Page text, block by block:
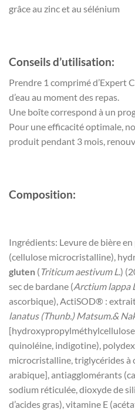
grâce au zinc et au sélénium
Conseils d’utilisation:
Prendre 1 comprimé d’Expert
d’eau au moment des repas.
Une boîte correspond à un
Pour une efficacité optimale,
produit pendant 3 mois,
Composition:
Ingrédients: Levure de bière
(cellulose microcristalline),
gluten ( Triticum aestivum L.)
sec de bardane (Arctium lappa
ascorbique), ActiSOD® :
lanatus (Thunb.) Matsum.&
quinoléine, indigotine),
microcristalline, triglycérides à
arabique], antiagglomérants
sodium réticulée, dioxyde de
d’acides gras), vitamine E